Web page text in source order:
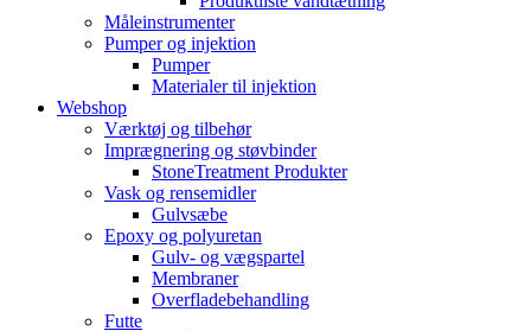
Måleinstrumenter
Pumper og injektion
Pumper
Materialer til injektion
Webshop
Værktøj og tilbehør
Imprægnering og støvbinder
StoneTreatment Produkter
Vask og rensemidler
Gulvsæbe
Epoxy og polyuretan
Gulv- og vægspartel
Membraner
Overfladebehandling
Futte